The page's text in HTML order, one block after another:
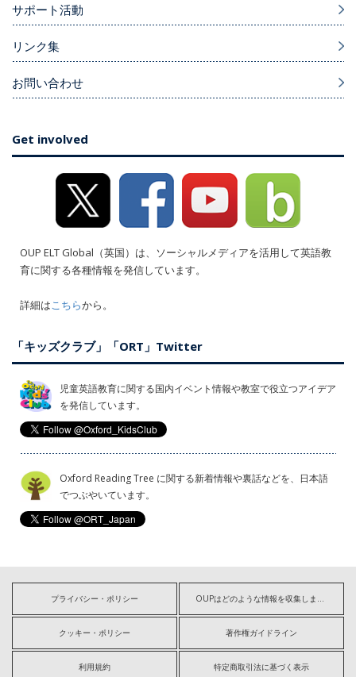
サポート活動
リンク集
お問い合わせ
Get involved
OUP ELT Global（英国）は、ソーシャルメディアを活用して英語教
育に関する各種情報を発信しています。
詳細はこちらから。
「キッズクラブ」「ORT」Twitter
児童英語教育に関する国内イベント情報や教室で役立つアイデア
を発信しています。
Oxford Reading Tree に関する新着情報や裏話などを、日本語
でつぶやいています。
プライバシー・ポリシー OUPはどのような情報を収集しますか?
クッキー・ポリシー 著作権ガイドライン
利用規約 特定商取引法に基づく表示